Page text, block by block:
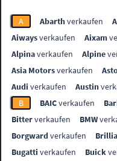
A Abarthverkaufen
Aiwaysverkaufen Aixam
Alpinaverkaufen Alpine
Asia Motorsverkaufen
Audi verkaufen Austin
B
BAICverkaufen
Bitterverkaufen BMW
Borgwardverkaufen
Bugatti verkaufen Buick